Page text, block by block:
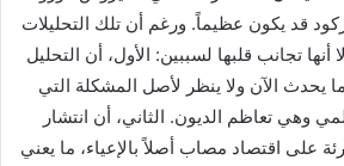
قد يكون عظيماً. ورغم أن تلك التحليلات
أنها تجانب قلبها لسببين: الأول، أن التحليل
يحدث الآن ولا ينظر لأصل المشكلة التي
وهي تعاظم الديون. الثاني، أن انتشار
على اقتصاد مصاب أصلاً بالإعياء، ما يعني